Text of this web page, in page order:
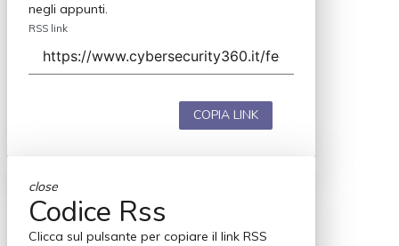
negli appunti.
RSS link
COPIA LINK
close
Codice Rss
Clicca sul pulsante per copiare il link RSS